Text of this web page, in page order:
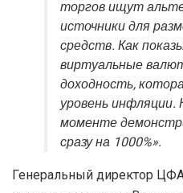
торгов ищут
источники для
средств. Как
виртуальные
доходность,
уровень инфляции.
моменте
сразу на 1000%».
Генеральный директор